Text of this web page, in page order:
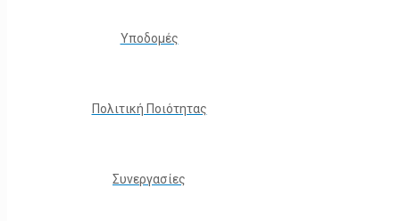
Υποδομές
Πολιτική Ποιότητας
Συνεργασίες